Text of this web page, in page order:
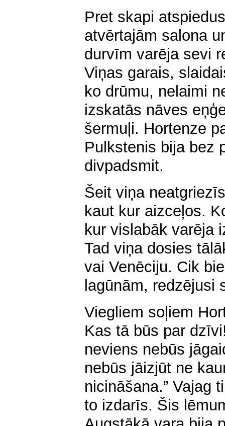
Pret skapi
atvērtajām salona
durvīm varēja sevi
Viņas garais,
ko drūmu, nelaimi
izskatās nāves
šermuļi. Hortenze
Pulkstenis bija bez
divpadsmit.
Šeit viņa
kaut kur aizceļos.
kur vislabāk varēja
Tad viņa dosies
vai Venēciju. Cik
lagūnām, redzējusi
Viegliem soļiem
Kas tā būs par
neviens nebūs
nebūs jāizjūt ne
nicināšana.” Vajag
to izdarīs. Šis